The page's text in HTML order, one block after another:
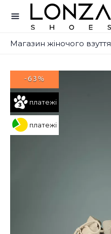
Магазин жіночого взуття
платежі
платежі
-63%